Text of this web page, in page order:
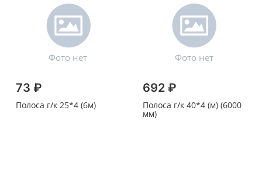
73 ₽
Полоса г/к 25*4 (6м)
692 ₽
Полоса г/к 40*4 (м) (6000
мм)